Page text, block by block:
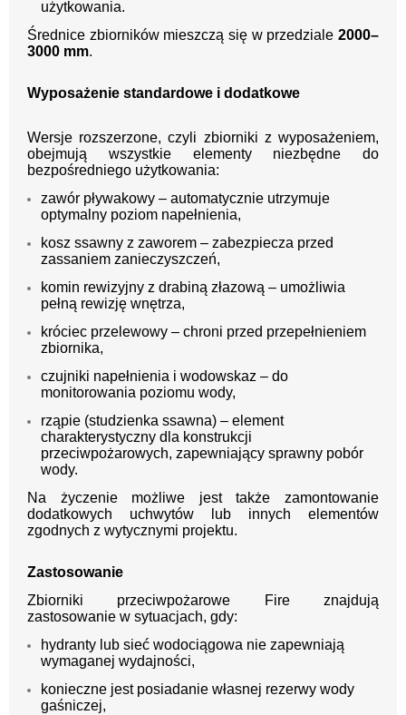
użytkowania.
Średnice zbiorników mieszczą się w przedziale 2000–
3000 mm.
Wyposażenie standardowe i dodatkowe
Wersje rozszerzone, czyli zbiorniki z wyposażeniem,
obejmują wszystkie elementy niezbędne do
bezpośredniego użytkowania:
zawór pływakowy – automatycznie utrzymuje
optymalny poziom napełnienia,
kosz ssawny z zaworem – zabezpiecza przed
zassaniem zanieczyszczeń,
komin rewizyjny z drabiną złazową – umożliwia
pełną rewizję wnętrza,
króciec przelewowy – chroni przed przepełnieniem
zbiornika,
czujniki napełnienia i wodowskaz – do
monitorowania poziomu wody,
rząpie (studzienka ssawna) – element
charakterystyczny dla konstrukcji
przeciwpożarowych, zapewniający sprawny pobór
wody.
Na życzenie możliwe jest także zamontowanie
dodatkowych uchwytów lub innych elementów
zgodnych z wytycznymi projektu.
Zastosowanie
Zbiorniki przeciwpożarowe Fire znajdują
zastosowanie w sytuacjach, gdy:
hydranty lub sieć wodociągowa nie zapewniają
wymaganej wydajności,
konieczne jest posiadanie własnej rezerwy wody
gaśniczej,